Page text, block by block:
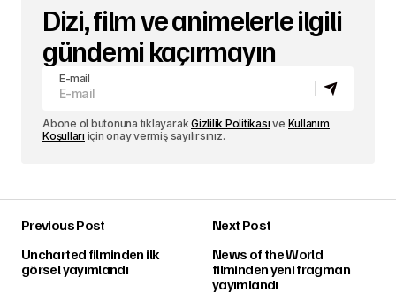
Dizi, film ve animelerle ilgili
gündemi kaçırmayın
E-mail
Abone ol butonuna tıklayarakGizlilik Politikası ve Kullanım
Koşulları için onay vermiş sayılırsınız.
Previous Post
Uncharted filminden ilk
görsel yayımlandı
Next Post
News of the World
filminden yeni fragman
yayımlandı